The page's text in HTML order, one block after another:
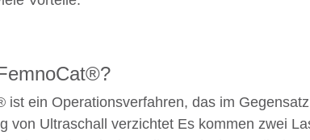
ist ein Operationsverfahren, das im
von Ultraschall verzichtet Es kommen zwei